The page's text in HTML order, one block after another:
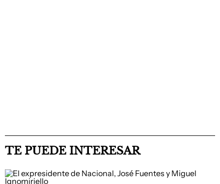
TE PUEDE INTERESAR